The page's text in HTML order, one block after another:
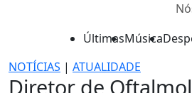
ÚltimasMúsica
NOTÍCIAS | ATUALIDADE
Diretor de